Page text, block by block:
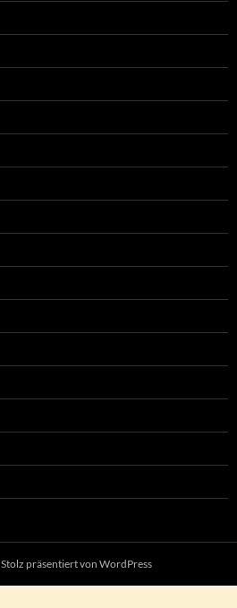
Stolz präsentiert von WordPress